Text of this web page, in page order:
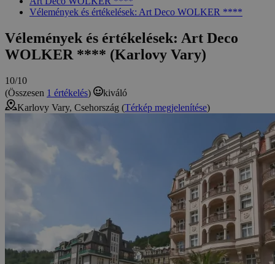
Vélemények és értékelések: Art Deco WOLKER ****
Vélemények és értékelések: Art Deco
WOLKER **** (Karlovy Vary)
10/10
(Összesen 1 értékelés)
kiváló
Karlovy Vary, Csehország (Térkép megjelenítése)